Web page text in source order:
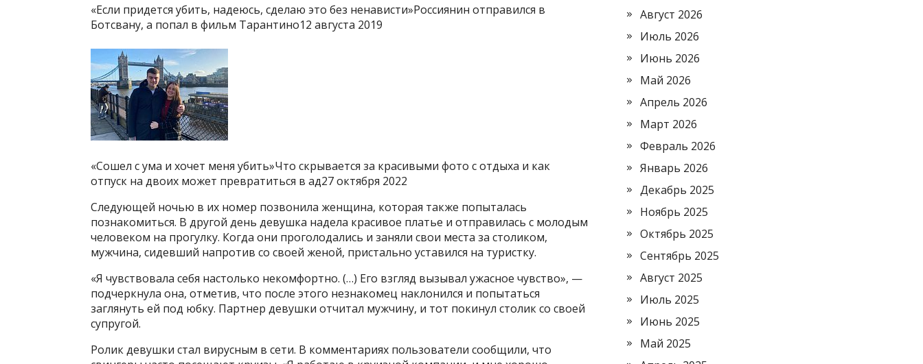
«Если придется убить, надеюсь, сделаю это без ненависти»Россиянин отправился в
Ботсвану, а попал в фильм Тарантино12 августа 2019
«Сошел с ума и хочет меня убить»Что скрывается за красивыми фото с отдыха и как
отпуск на двоих может превратиться в ад27 октября 2022
Следующей ночью в их номер позвонила женщина, которая также попыталась
познакомиться. В другой день девушка надела красивое платье и отправилась с молодым
человеком на прогулку. Когда они проголодались и заняли свои места за столиком,
мужчина, сидевший напротив со своей женой, пристально уставился на туристку.
«Я чувствовала себя настолько некомфортно. (…) Его взгляд вызывал ужасное чувство», —
подчеркнула она, отметив, что после этого незнакомец наклонился и попытаться
заглянуть ей под юбку. Партнер девушки отчитал мужчину, и тот покинул столик со своей
супругой.
Ролик девушки стал вирусным в сети. В комментариях пользователи сообщили, что
Август 2026
Июль 2026
Июнь 2026
Май 2026
Апрель 2026
Март 2026
Февраль 2026
Январь 2026
Декабрь 2025
Ноябрь 2025
Октябрь 2025
Сентябрь 2025
Август 2025
Июль 2025
Июнь 2025
Май 2025